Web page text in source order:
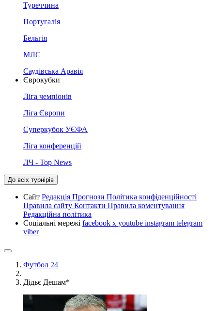
Туреччина
Португалія
Бельгія
МЛС
Саудівська Аравія
Єврокубки
Ліга чемпіонів
Ліга Європи
Суперкубок УЄФА
Ліга конференцій
ЛЧ - Top News
До всіх турнірів
Сайт Редакція Прогнози Політика конфіденційності
Правила сайту Контакти Правила коментування
Редакційна політика
Соціальні мережі facebook x youtube instagram telegram
viber
Футбол 24
Дідьє Дешам*